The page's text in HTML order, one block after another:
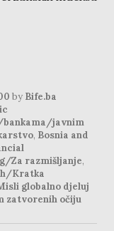
by Bife.ba
javnim
, Bosnia and
Za razmišljanje,
Kratka
globalno djeluj
zatvorenih očiju